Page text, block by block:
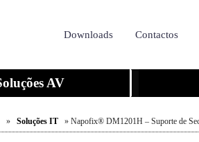
Downloads Contactos
AV
» Soluções IT » Napofix® DM1201H – Suporte de